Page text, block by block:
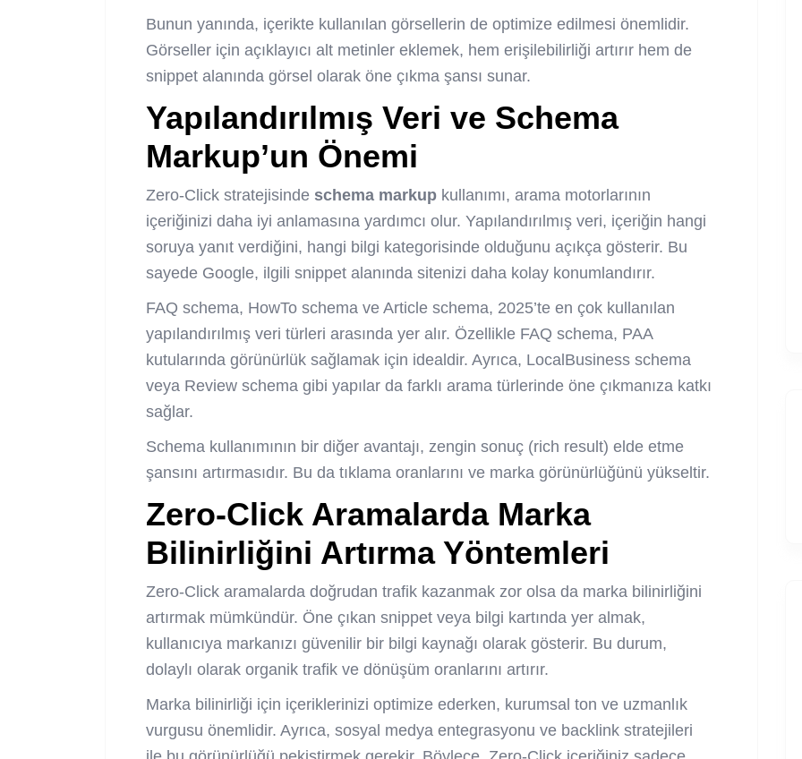
Bunun yanında, içerikte kullanılan görsellerin de optimize edilmesi önemlidir.
Görseller için açıklayıcı alt metinler eklemek, hem erişilebilirliği artırır hem de
snippet alanında görsel olarak öne çıkma şansı sunar.
Yapılandırılmış Veri ve Schema
Markup’un Önemi
Zero-Click stratejisinde schema markup kullanımı, arama motorlarının
içeriğinizi daha iyi anlamasına yardımcı olur. Yapılandırılmış veri, içeriğin hangi
soruya yanıt verdiğini, hangi bilgi kategorisinde olduğunu açıkça gösterir. Bu
sayede Google, ilgili snippet alanında sitenizi daha kolay konumlandırır.
FAQ schema, HowTo schema ve Article schema, 2025’te en çok kullanılan
yapılandırılmış veri türleri arasında yer alır. Özellikle FAQ schema, PAA
kutularında görünürlük sağlamak için idealdir. Ayrıca, LocalBusiness schema
veya Review schema gibi yapılar da farklı arama türlerinde öne çıkmanıza katkı
sağlar.
Schema kullanımının bir diğer avantajı, zengin sonuç (rich result) elde etme
şansını artırmasıdır. Bu da tıklama oranlarını ve marka görünürlüğünü yükseltir.
Zero-Click Aramalarda Marka
Bilinirliğini Artırma Yöntemleri
Zero-Click aramalarda doğrudan trafik kazanmak zor olsa da marka bilinirliğini
artırmak mümkündür. Öne çıkan snippet veya bilgi kartında yer almak,
kullanıcıya markanızı güvenilir bir bilgi kaynağı olarak gösterir. Bu durum,
dolaylı olarak organik trafik ve dönüşüm oranlarını artırır.
Marka bilinirliği için içeriklerinizi optimize ederken, kurumsal ton ve uzmanlık
vurgusu önemlidir. Ayrıca, sosyal medya entegrasyonu ve backlink stratejileri